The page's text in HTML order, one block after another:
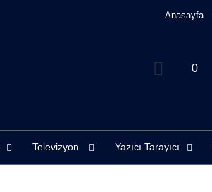
Anasayfa
0
Televizyon Yazıcı Tarayıcı